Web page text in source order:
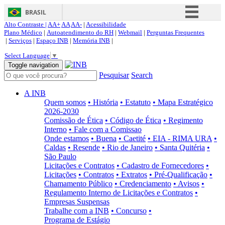
BRASIL
Simplifique!
Acesso à informação
Canais
Alto Contraste | AA+AAAA- | Acessibilidade
Plano Médico | Autoatendimento do RH | Webmail | Perguntas Frequentes
| Serviços | Espaço INB | Memória INB |
Select Language ▼
Toggle navigation
Pesquisar Search
A INB
Quem somos • História • Estatuto • Mapa Estratégico
2026-2030
Comissão de Ética • Código de Ética • Regimento
Interno • Fale com a Comissao
Onde estamos • Buena • Caetité • EIA - RIMA URA •
Caldas • Resende • Rio de Janeiro • Santa Quitéria •
São Paulo
Licitações e Contratos • Cadastro de Fornecedores •
Licitações • Contratos • Extratos • Pré-Qualificação •
Chamamento Público • Credenciamento • Avisos •
Regulamento Interno de Licitações e Contratos •
Empresas Suspensas
Trabalhe com a INB • Concurso •
Programa de Estágio